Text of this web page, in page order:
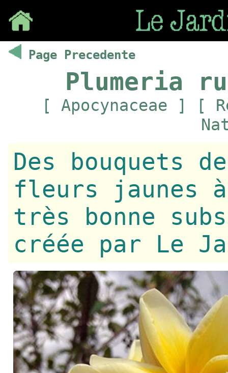
Page Precedente
Plumeria
[ Apocynaceae ] [
Des bouquets
fleurs jaunes
très bonne
créée par Le